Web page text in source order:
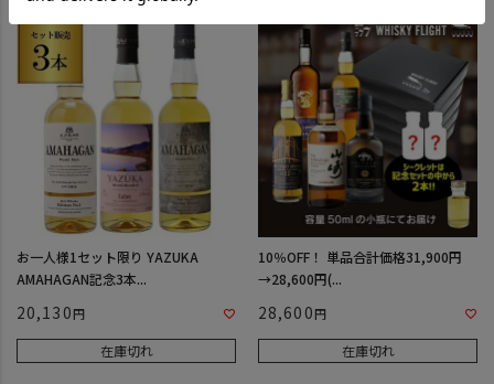
お一人様1セット限り YAZUKA
AMAHAGAN記念3本...
20,130
在庫切れ
10％OFF！ 単品合計価格31,900円
→28,600円(...
28,600
在庫切れ